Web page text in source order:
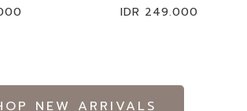
IDR 249.000
NEW ARRIVALS